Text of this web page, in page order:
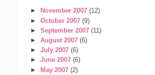
►
November 2007 (12)
► October 2007 (9)
► September 2007 (11)
► August 2007 (6)
► July 2007 (6)
► June 2007 (6)
► May 2007 (2)